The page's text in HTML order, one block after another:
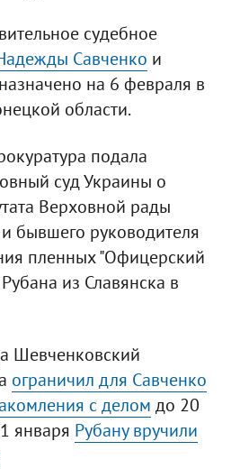
судебное
Савченко и
назначено на 6 февраля в
области.
подала
суд Украины о
Верховной рады
бывшего руководителя
пленных "Офицерский
из Славянска в
Шевченковский
ограничил для Савченко
с делом до 20
января Рубану вручили